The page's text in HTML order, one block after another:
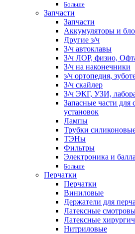
Больше
Запчасти
Запчасти
Аккумуляторы и
Другие з/ч
З/ч автоклавы
З/ч ЛОР, физио,
З/ч на наконечники
з/ч ортопедия,
З/ч скайлер
З/ч ЭКГ, УЗИ,
Запасные части для
установок
Лампы
Трубки
ТЭНы
Фильтры
Электроника и
Больше
Перчатки
Перчатки
Виниловые
Держатели для
Латексные
Латексные
Нитриловые